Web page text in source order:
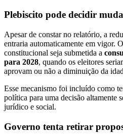
Plebiscito pode decidir
Apesar de constar no relatório, a
entraria automaticamente em vigor.
constitucional seja submetida a
para 2028, quando os eleitores
aprovam ou não a diminuição da
Esse mecanismo foi incluído como
política para uma decisão altamente
jurídico e social.
Governo tenta retirar